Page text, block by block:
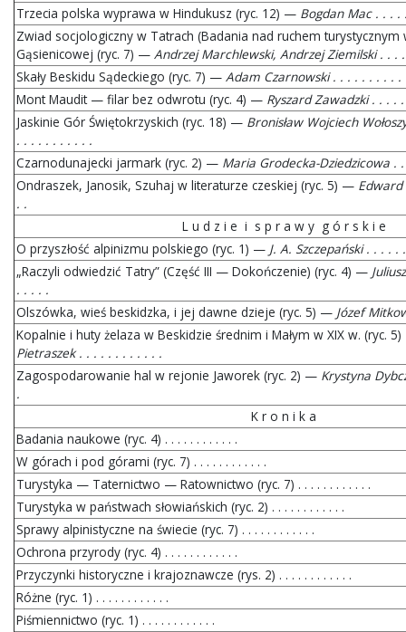
Trzecia polska wyprawa w Hindukusz (ryc. 12) — Bogdan Mac . . . .
Zwiad socjologiczny w Tatrach (Badania nad ruchem turystycznym
Gąsienicowej (ryc. 7) — Andrzej Marchlewski, Andrzej Ziemilski . . .
Skały Beskidu Sądeckiego (ryc. 7) — Adam Czarnowski . . . . . . . . . .
Mont Maudit — filar bez odwrotu (ryc. 4) — Ryszard Zawadzki . . . .
Jaskinie Gór Świętokrzyskich (ryc. 18) — Bronisław Wojciech
. . . . . . . . . . .
Czarnodunajecki jarmark (ryc. 2) — Maria Grodecka-Dziedzicowa .
Ondraszek, Janosik, Szuhaj w literaturze czeskiej (ryc. 5) —
. .
L u d z i e i s p r a w y g ó r s k i e
O przyszłość alpinizmu polskiego (ryc. 1) — J. A. Szczepański . . . . .
„Raczyli odwiedzić Tatry” (Część III — Dokończenie) (ryc. 4) —
. . . . .
Olszówka, wieś beskidzka, i jej dawne dzieje (ryc. 5) — Józef
Kopalnie i huty żelaza w Beskidzie średnim i Małym w XIX w. (ryc.
Pietraszek . . . . . . . . . . . .
Zagospodarowanie hal w rejonie Jaworek (ryc. 2) — Krystyna
.
K r o n i k a
Badania naukowe (ryc. 4) . . . . . . . . . . . .
W górach i pod górami (ryc. 7) . . . . . . . . . . . .
Turystyka — Taternictwo — Ratownictwo (ryc. 7) . . . . . . . . . . . .
Turystyka w państwach słowiańskich (ryc. 2) . . . . . . . . . . . .
Sprawy alpinistyczne na świecie (ryc. 7) . . . . . . . . . . . .
Ochrona przyrody (ryc. 4) . . . . . . . . . . . .
Przyczynki historyczne i krajoznawcze (rys. 2) . . . . . . . . . . . .
Różne (ryc. 1) . . . . . . . . . . . .
Piśmiennictwo (ryc. 1) . . . . . . . . . . . .